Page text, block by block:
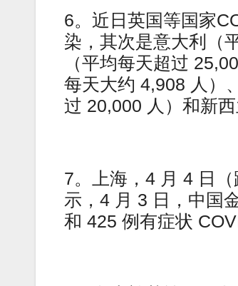
6。近日英国等国家
染，其次是意大利（
（平均每天超过
每天大约 4,908 人）
过 20,000 人）和新
7。上海，4 月 4 日
示，4 月 3 日，中国
和 425 例有症状